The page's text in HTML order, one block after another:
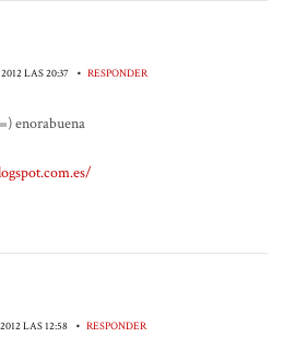
LAS 20:37 • RESPONDER
enorabuena
LAS 12:58 • RESPONDER